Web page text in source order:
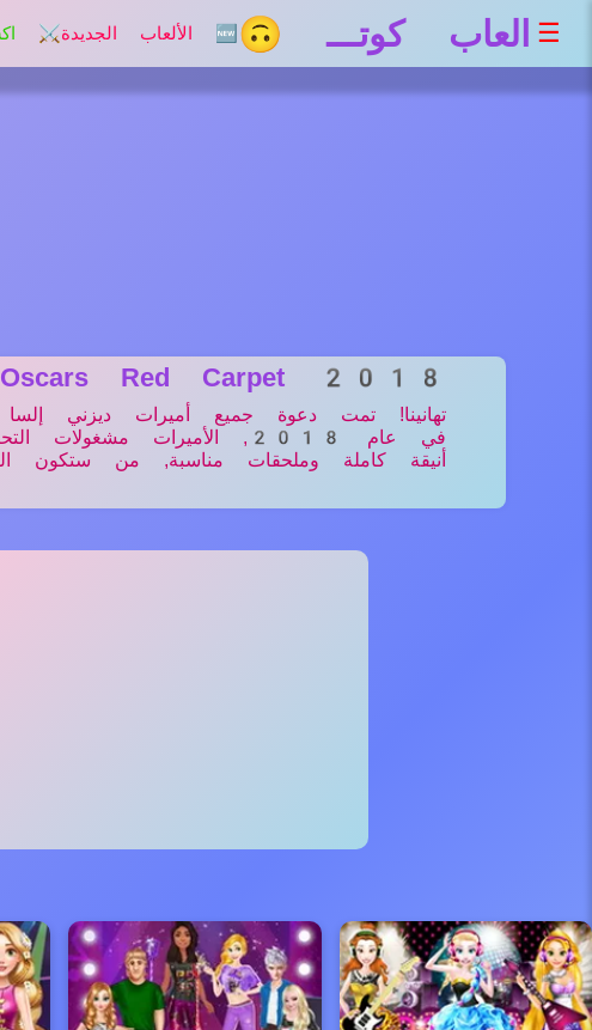
☰ العاب كوتـــ 🙃 🆕 الألعاب الجديدة ⚔️
Oscars Red Carpet 2018
تهانينا! تمت دعوة جميع أميرات ديزني إلسا
في عام 2018, الأميرات
أنيقة كاملة وملحقات مناسبة, من ستكون